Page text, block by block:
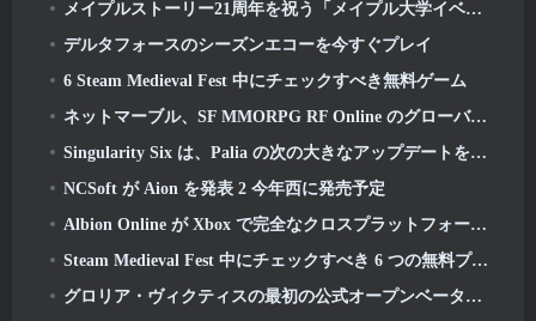
メイプルストーリー21周年を祝う「メイプル大学イベント」
デルタフォースのシーズンエコーを今すぐプレイ
6 Steam Medieval Fest 中にチェックすべき無料ゲーム
ネットマーブル、SF MMORPG RF Online のグローバル版事前登録を発表 Next
Singularity Six は、Palia の次の大きなアップデートを紹介します The Royal Highlands
NCSoft が Aion を発表 2 今年西に発売予定
Albion Online が Xbox で完全なクロスプラットフォーム プレイを実現
Steam Medieval Fest 中にチェックすべき 6 つの無料プレイ ゲーム
グロリア・ヴィクティスの最初の公式オープンベータプレイテストが本日キックオフ